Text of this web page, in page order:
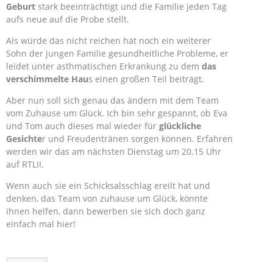
Geburt stark beeinträchtigt und die Familie jeden Tag
aufs neue auf die Probe stellt.
Als würde das nicht reichen hat noch ein weiterer
Sohn der jungen Familie gesundheitliche Probleme, er
leidet unter asthmatischen Erkrankung zu dem das
verschimmelte Haus einen großen Teil beiträgt.
Aber nun soll sich genau das ändern mit dem Team
vom Zuhause um Glück. Ich bin sehr gespannt, ob Eva
und Tom auch dieses mal wieder für glückliche
Gesichter und Freudentränen sorgen können. Erfahren
werden wir das am nächsten Dienstag um 20.15 Uhr
auf RTLII.
Wenn auch sie ein Schicksalsschlag ereilt hat und
denken, das Team von zuhause um Glück, könnte
ihnen helfen, dann bewerben sie sich doch ganz
einfach mal hier!